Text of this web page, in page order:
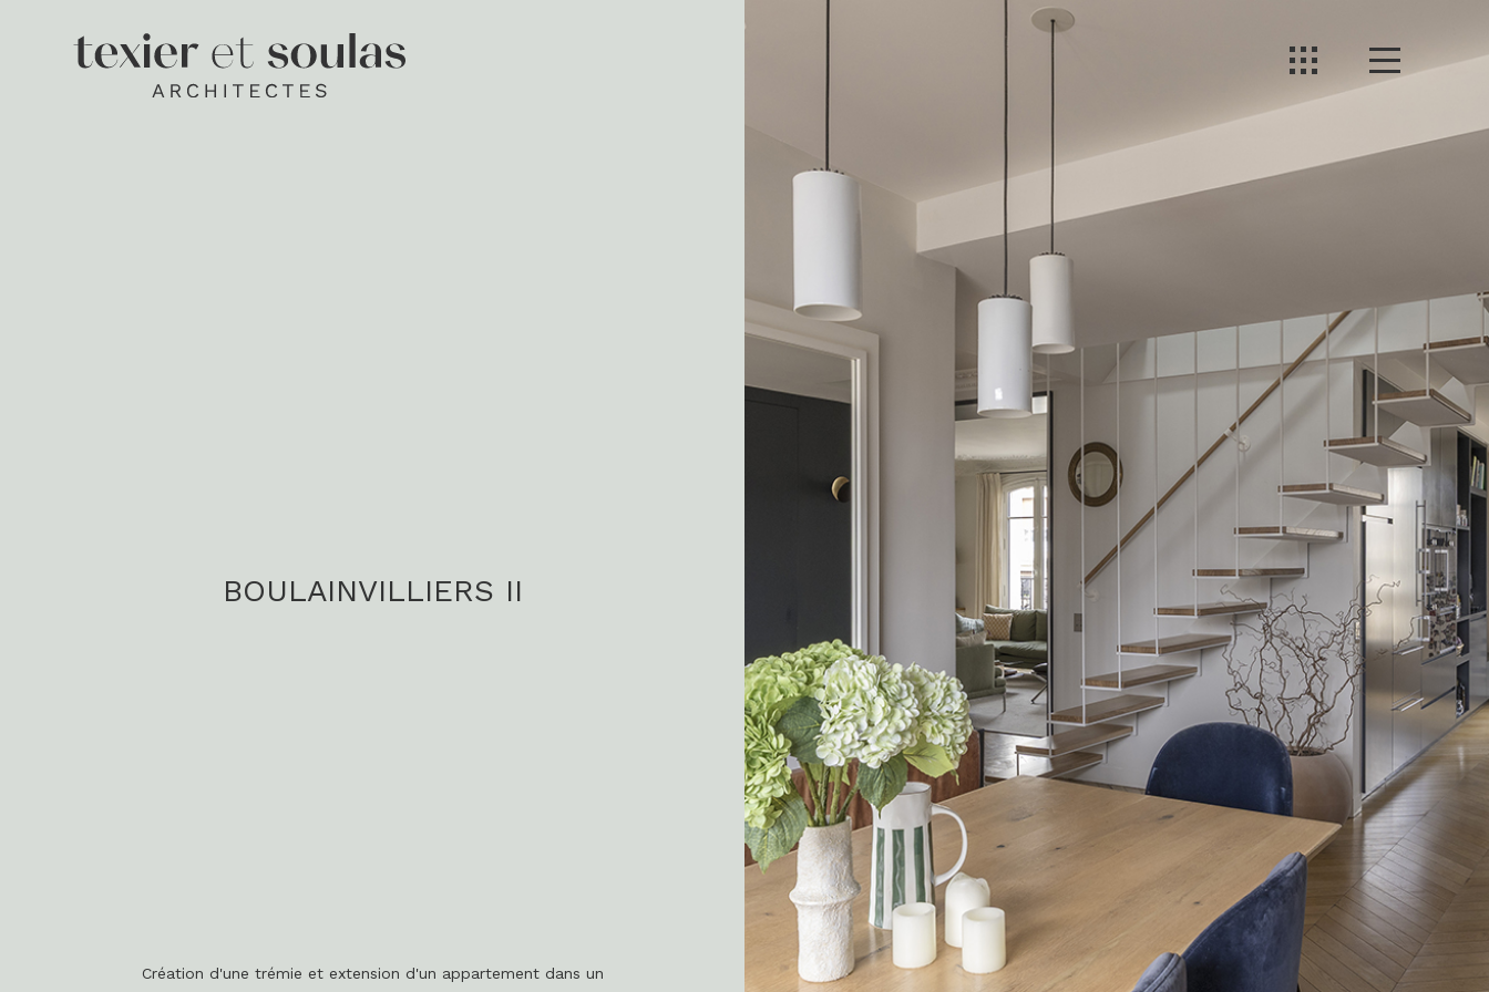
BOULAINVILLIERS II
Création d'une trémie et extension d'un appartement dans un